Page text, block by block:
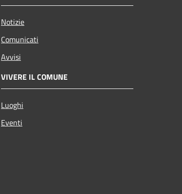
Notizie
Comunicati
Avvisi
VIVERE IL COMUNE
Luoghi
Eventi